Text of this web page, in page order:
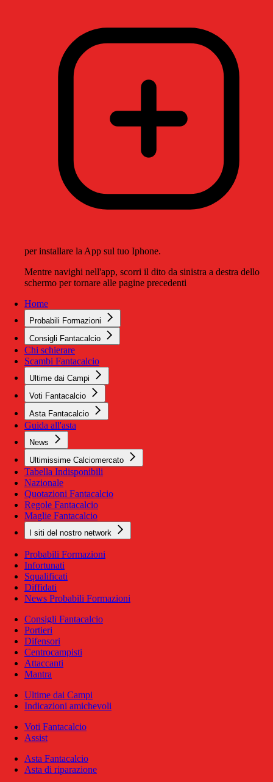
per installare la App sul tuo Iphone.
Mentre navighi nell'app, scorri il dito da sinistra a destra dello
schermo per tornare alle pagine precedenti
Home
Probabili Formazioni
Consigli Fantacalcio
Chi schierare
Scambi Fantacalcio
Ultime dai Campi
Voti Fantacalcio
Asta Fantacalcio
Guida all'asta
News
Ultimissime Calciomercato
Tabella Indisponibili
Nazionale
Quotazioni Fantacalcio
Regole Fantacalcio
Maglie Fantacalcio
I siti del nostro network
Probabili Formazioni
Infortunati
Squalificati
Diffidati
News Probabili Formazioni
Consigli Fantacalcio
Portieri
Difensori
Centrocampisti
Attaccanti
Mantra
Ultime dai Campi
Indicazioni amichevoli
Voti Fantacalcio
Assist
Asta Fantacalcio
Asta di riparazione